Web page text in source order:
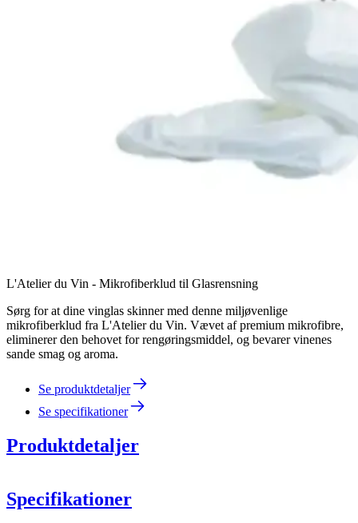
L'Atelier du Vin - Mikrofiberklud til Glasrensning
Sørg for at dine vinglas skinner med denne miljøvenlige
mikrofiberklud fra L'Atelier du Vin. Vævet af premium mikrofibre,
eliminerer den behovet for rengøringsmiddel, og bevarer vinenes
sande smag og aroma.
Se produktdetaljer
Se specifikationer
Produktdetaljer
Specifikationer